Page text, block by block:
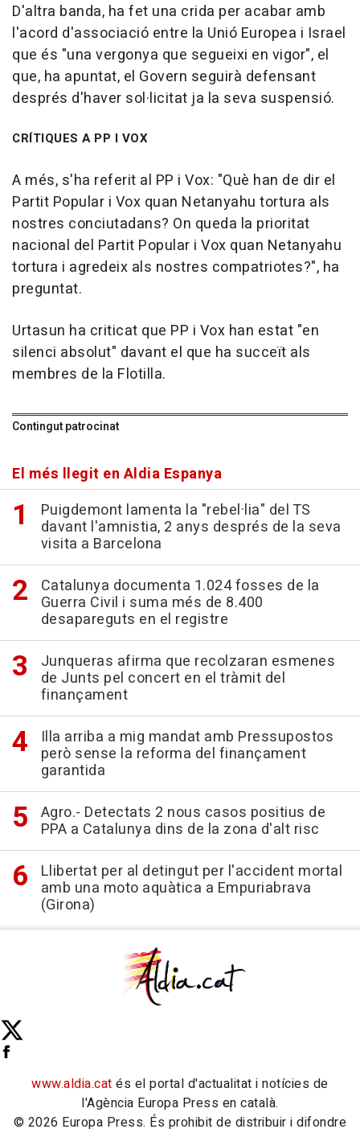
D'altra banda, ha fet una crida per acabar amb
l'acord d'associació entre la Unió Europea i Israel
que és "una vergonya que segueixi en vigor", el
que, ha apuntat, el Govern seguirà defensant
després d'haver sol·licitat ja la seva suspensió.
CRÍTIQUES A PP I VOX
A més, s'ha referit al PP i Vox: "Què han de dir el
Partit Popular i Vox quan Netanyahu tortura als
nostres conciutadans? On queda la prioritat
nacional del Partit Popular i Vox quan Netanyahu
tortura i agredeix als nostres compatriotes?", ha
preguntat.
Urtasun ha criticat que PP i Vox han estat "en
silenci absolut" davant el que ha succeït als
membres de la Flotilla.
Contingut patrocinat
El més llegit en Aldia Espanya
Puigdemont lamenta la "rebel·lia" del TS
davant l'amnistia, 2 anys després de la seva
visita a Barcelona
Catalunya documenta 1.024 fosses de la
Guerra Civil i suma més de 8.400
desapareguts en el registre
Junqueras afirma que recolzaran esmenes
de Junts pel concert en el tràmit del
finançament
Illa arriba a mig mandat amb Pressupostos
però sense la reforma del finançament
garantida
Agro.- Detectats 2 nous casos positius de
PPA a Catalunya dins de la zona d'alt risc
Llibertat per al detingut per l'accident mortal
amb una moto aquàtica a Empuriabrava
(Girona)
www.aldia.cat és el portal d'actualitat i notícies de
l'Agència Europa Press en català.
© 2026 Europa Press. És prohibit de distribuir i difondre